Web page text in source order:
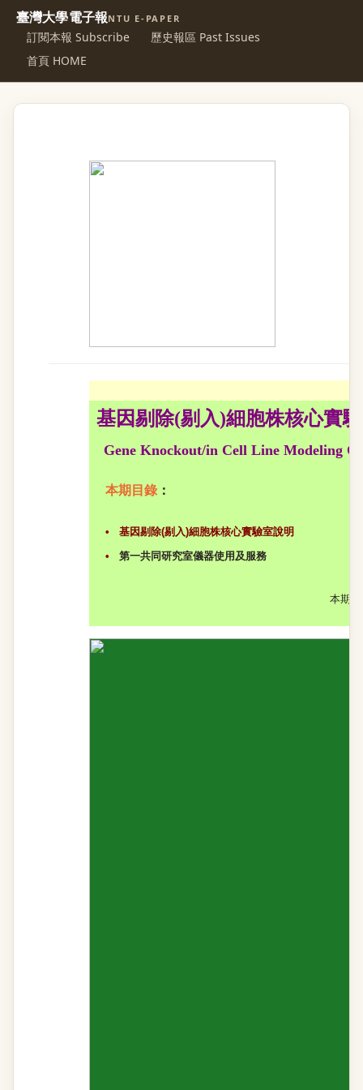
臺灣大學電子報NTU E-PAPER
訂閱本報 Subscribe
歷史報區 Past Issues
首頁 HOME
基因剔除(剔入)細胞株核心實
Gene Knockout/in Cell Line Modeling
本期目錄 ：
• 基因剔除(剔入)細胞株核心實驗室說明
• 第一共同研究室儀器使用及服務
本期